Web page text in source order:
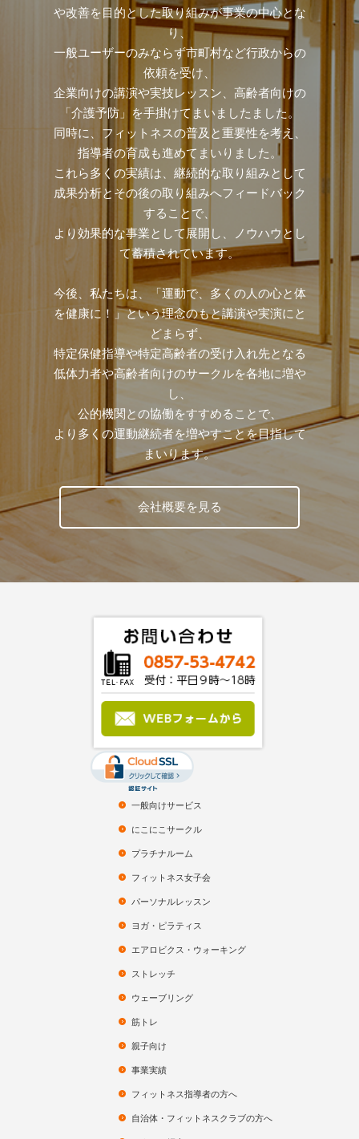
や改善を目的とした取り組みが事業の中心とな
り、
一般ユーザーのみならず市町村など行政からの
依頼を受け、
企業向けの講演や実技レッスン、高齢者向けの
「介護予防」を手掛けてまいましたました。
同時に、フィットネスの普及と重要性を考え、
指導者の育成も進めてまいりました。
これら多くの実績は、継続的な取り組みとして
成果分析とその後の取り組みへフィードバック
することで、
より効果的な事業として展開し、ノウハウとし
て蓄積されています。
今後、私たちは、「運動で、多くの人の心と体
を健康に！」という理念のもと講演や実演にと
どまらず、
特定保健指導や特定高齢者の受け入れ先となる
低体力者や高齢者向けのサークルを各地に増や
し、
公的機関との協働をすすめることで、
より多くの運動継続者を増やすことを目指して
まいります。
会社概要を見る
一般向けサービス
にこにこサークル
プラチナルーム
フィットネス女子会
パーソナルレッスン
ヨガ・ピラティス
エアロビクス・ウォーキング
ストレッチ
ウェーブリング
筋トレ
親子向け
事業実績
フィットネス指導者の方へ
自治体・フィットネスクラブの方へ